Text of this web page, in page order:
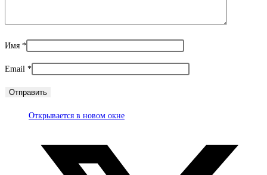
Имя *
Email *
Открывается в новом окне